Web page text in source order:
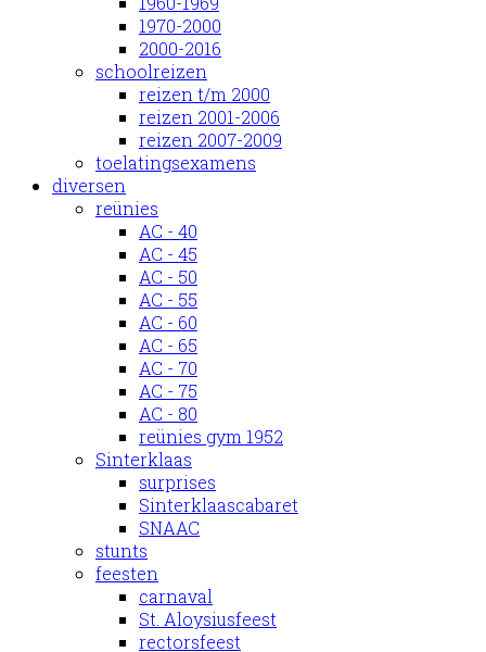
1970-2000
2000-2016
schoolreizen
reizen t/m 2000
reizen 2001-2006
reizen 2007-2009
toelatingsexamens
diversen
reünies
AC - 40
AC - 45
AC - 50
AC - 55
AC - 60
AC - 65
AC - 70
AC - 75
AC - 80
reünies gym 1952
Sinterklaas
surprises
Sinterklaascabaret
SNAAC
stunts
feesten
carnaval
St. Aloysiusfeest
rectorsfeest